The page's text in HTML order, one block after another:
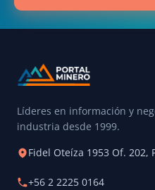
Líderes en información y
industria desde 1999.
Fidel Oteíza 1953 Of. 202,
+56 2 2225 0164